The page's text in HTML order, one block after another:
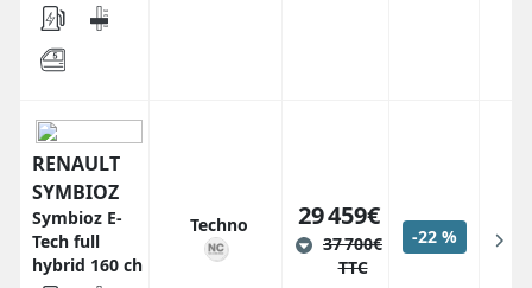
RENAULT
SYMBIOZ
Symbioz E-
Tech full
hybrid 160 ch
Techno 29 459€
37 700€
TTC
-22 %